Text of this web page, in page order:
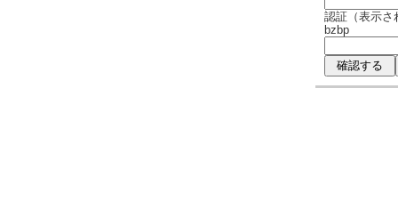
認証（表示さ
bzbp